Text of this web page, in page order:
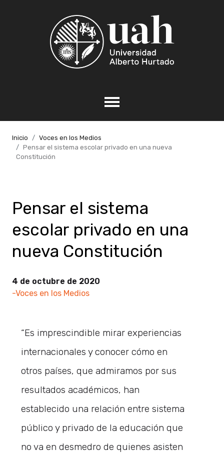
Inicio
Voces en los Medios
Pensar el sistema escolar privado en una nueva
Constitución
Pensar el sistema
escolar privado en una
nueva Constitución
4 de octubre de 2020
-Voces en los Medios
“Es imprescindible mirar experiencias
internacionales y conocer cómo en
otros países, que admiramos por sus
resultados académicos, han
establecido una relación entre sistema
público y privado de la educación que
no va en desmedro de quienes asisten